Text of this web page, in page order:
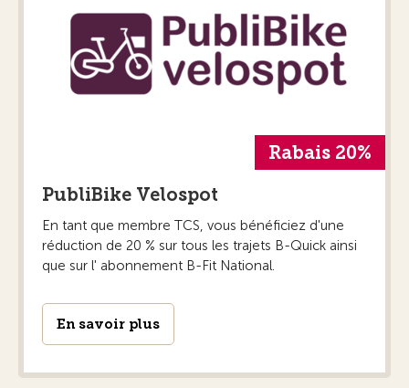
Rabais 20%
PubliBike Velospot
En tant que membre TCS, vous bénéficiez d'une
réduction de 20 % sur tous les trajets B-Quick ainsi
que sur l' abonnement B-Fit National.
En savoir plus